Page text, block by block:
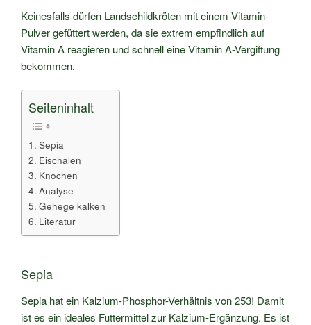
Keinesfalls dürfen Landschildkröten mit einem Vitamin-
Pulver gefüttert werden, da sie extrem empfindlich auf
Vitamin A reagieren und schnell eine Vitamin A-Vergiftung
bekommen.
Seiteninhalt
Sepia
Eischalen
Knochen
Analyse
Gehege kalken
Literatur
Sepia
Sepia hat ein Kalzium-Phosphor-Verhältnis von 253! Damit
ist es ein ideales Futtermittel zur Kalzium-Ergänzung. Es ist